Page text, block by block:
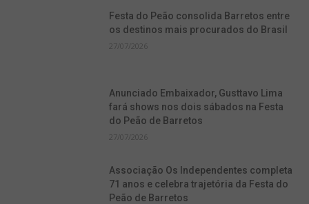
Festa do Peão consolida Barretos entre
os destinos mais procurados do Brasil
27/07/2026
Anunciado Embaixador, Gusttavo Lima
fará shows nos dois sábados na Festa
do Peão de Barretos
27/07/2026
Associação Os Independentes completa
71 anos e celebra trajetória da Festa do
Peão de Barretos